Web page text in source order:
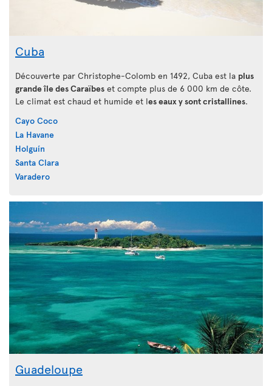
Cuba
Découverte par Christophe-Colomb en 1492, Cuba est la plus
grande île des Caraïbes et compte plus de 6 000 km de côte.
Le climat est chaud et humide et les eaux y sont cristallines.
Cayo Coco
La Havane
Holguín
Santa Clara
Varadero
Guadeloupe